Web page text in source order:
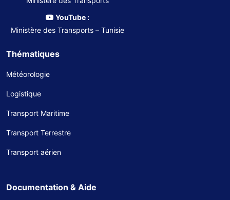
YouTube :
Ministère des Transports – Tunisie
Thématiques
Météorologie
Logistique
Transport Maritime
Transport Terrestre
Transport aérien
Documentation & Aide